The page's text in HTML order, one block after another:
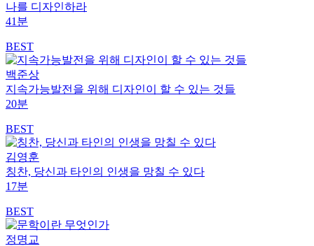
나를 디자인하라
41분
BEST
백준상
지속가능발전을 위해 디자인이 할 수 있는 것들
20분
BEST
김영훈
칭찬, 당신과 타인의 인생을 망칠 수 있다
17분
BEST
정명교